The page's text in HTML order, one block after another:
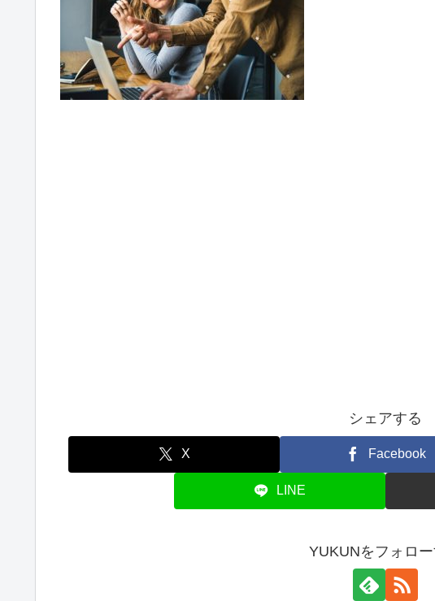
シェアする
X Facebook
LINE
YUKUNをフォロ